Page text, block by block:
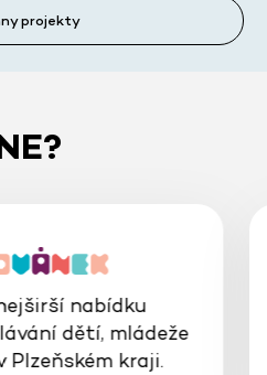
projekty
nabídku
dětí, mládeže
Plzeňském kraji.